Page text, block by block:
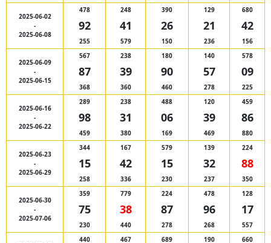
2025-06-02
-
2025-06-08
478
92
255
248
41
579
390
26
150
129
21
236
680
42
156
2025-06-09
-
2025-06-15
567
87
368
238
39
360
180
90
460
140
57
278
578
09
225
2025-06-16
-
2025-06-22
289
98
459
238
31
380
488
06
169
120
39
469
459
86
880
2025-06-23
-
2025-06-29
344
15
258
167
42
336
579
15
230
139
32
237
224
88
350
2025-06-30
-
2025-07-06
359
75
230
779
38
440
224
87
278
478
96
268
128
17
557
440 467 689 190 660